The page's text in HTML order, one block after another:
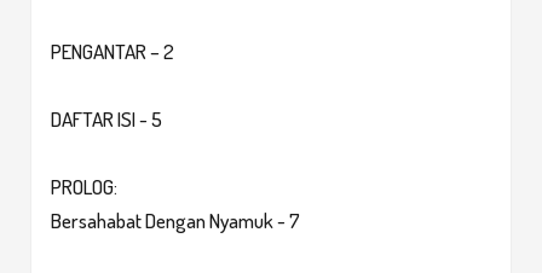
PENGANTAR – 2
DAFTAR ISI - 5
PROLOG:
Bersahabat Dengan Nyamuk - 7